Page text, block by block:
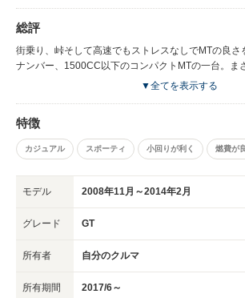
総評
街乗り、峠そして高速でもストレスなしでMTの良さ
ナンバー、1500CC以下のコンパクトMTの一台。ま
免許取り立てで乗っていたスターレットを思い出させ
▼全てを表示する
特徴
カジュアル スポーティ 小回りが利く 燃費が
モデル 2008年11月～2014年2月
グレード GT
所有者 自分のクルマ
所有期間 2017/6～